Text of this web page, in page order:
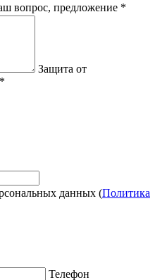
вопрос, предложение *
Защита от
*
данных (Политика
Телефон